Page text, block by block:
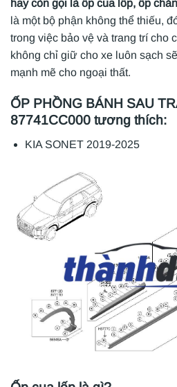
hay còn gọi là ốp cua lốp, ốp
là một bộ phận không thể thiếu,
trong việc bảo vệ và trang trí cho
không chỉ giữ cho xe luôn sạch
mạnh mẽ cho ngoại thất.
ỐP PHỒNG BÁNH SAU
87741CC000 tương thích:
KIA SONET 2019-2025